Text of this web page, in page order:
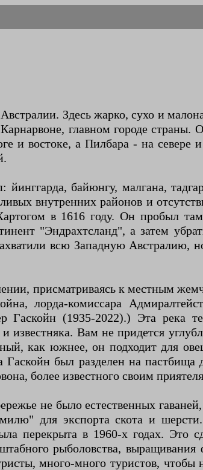
Здесь жарко, сухо и
главном городе
и востоке, а Пилбара - на севере
байюнгу, малгана,
внутренних районов и
в 1616 году. Он пробыл
"Эндрахтсланд", а затем
всю Западную Австралию,
присматриваясь к местным
лорда-комиссара
(1935-2022).) Эта река
известняка. Вам не придется
как южнее, он подходит для
был разделен на
более известного своим
не было естественных
для экспорта скота и
перекрыта в 1960-х годах. Это
рыболовства,
много-много туристов, чтобы